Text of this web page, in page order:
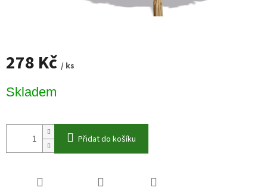
278 Kč / ks
cena:
Skladem
Přidat do košíku